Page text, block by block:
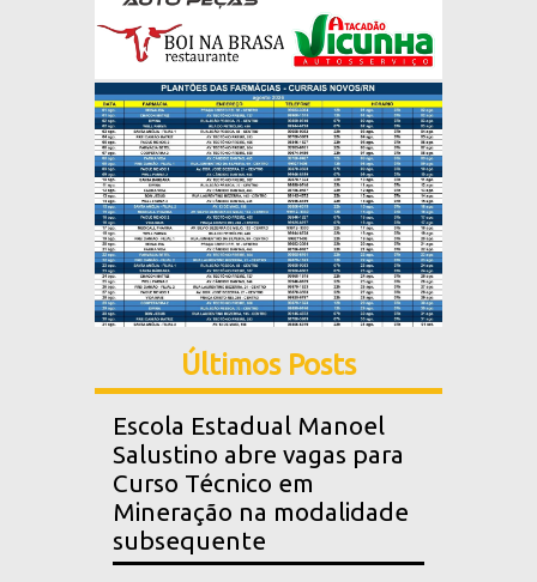
Últimos Posts
Escola Estadual Manoel
Salustino abre vagas para
Curso Técnico em
Mineração na modalidade
subsequente